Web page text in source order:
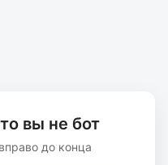
вы не бот
до конца